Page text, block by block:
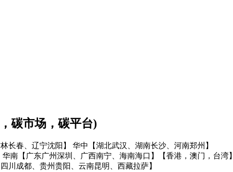
碳市场，碳平台)
长春、辽宁沈阳】
华中【湖北武汉、湖南长沙、河南郑州】
华南【广东广州深圳、广西南宁、海南海口】
【香港，澳门，台湾】
川成都、贵州贵阳、云南昆明、西藏拉萨】